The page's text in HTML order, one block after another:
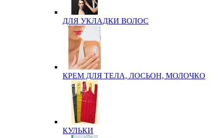
ДЛЯ УКЛАДКИ ВОЛОС
КРЕМ ДЛЯ ТЕЛА, ЛОСЬОН, МОЛОЧКО
КУЛЬКИ